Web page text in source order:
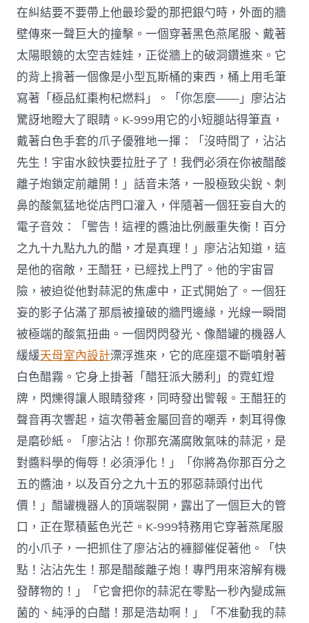
在糾結要不要帶上他最珍愛的那把銀勺時，外面的牆
壁傳來一聲巨大的撞擊。一個穿著黑色燕尾服、戴著
太陽眼鏡的太空吉娃娃，正從牆上的破洞鑽進來。它
的背上揹著一個像是小型瓦斯桶的東西，桶上用毛筆
寫著「極品紅棗枸杞燃料」。「你怎麼——」廖沾沾
驚訝地瞪大了眼睛。K-999用它的小短腿站得筆直，
戴著白色手套的爪子優雅地一揮：「沒時間了，沾沾
先生！宇宙水餃快要拉肚子了！我們必須在你被醋酸
離子炮鎖定前離開！」話音未落，一股極致尖銳、刺
鼻的酸氣猛地從店門口灌入，伴隨著一個狂妄自大的
電子音效：「警告！這裡的醬油比例嚴重失衡！百分
之九十九點九九的醋，才是真理！」廖沾沾知道，這
是他的宿敵，王醋狂，已經找上門了。他的宇宙冒
險，被迫從他對蒜泥的焦慮中，正式開始了。一個狂
妄的影子佔滿了那扇被撞破的牆門邊緣，光線一瞬間
被極端的酸氣扭曲。一個閃閃發光、像醋罐的機器人
緩緩天母室內設計漂浮進來，它的底座還不斷噴射著
白色醋霧。它身上掛著「醋狂派大勝利」的霓虹燈
牌，閃爍得讓人眼睛發疼，同時發出警報。王醋狂的
聲音再次響起，這次帶著金屬回音的嘲弄，刺耳得像
是磨砂紙。「廖沾沾！你那充滿腐敗氣味的蒜泥，是
對醬料學的侮辱！必須淨化！」「你將為你那百分之
五的醬油，以及百分之九十五的邪惡蒜頭付出代
價！」醋罐機器人的頂端裂開，露出了一個巨大的管
口，正在聚積藍色光芒。K-999特務用它穿著燕尾服
的小爪子，一把抓住了廖沾沾的褲腳催促著他。「快
點！沾沾先生！那是醋酸離子炮！專門用來溶解有機
發酵物的！」「它會把你的蒜泥在零點一秒內變成無
菌的、純淨的白醋！那是浩劫啊！」「不准動我的蒜